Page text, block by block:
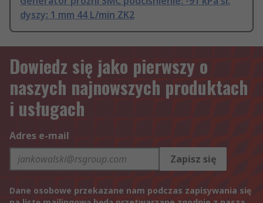
dyszy: 1 mm 44 L/min ZK2
Dowiedz się jako pierwszy o
naszych najnowszych produktach
i usługach
Adres e-mail
Zapisz się
Dane osobowe przekazane nam podczas zapisywania się